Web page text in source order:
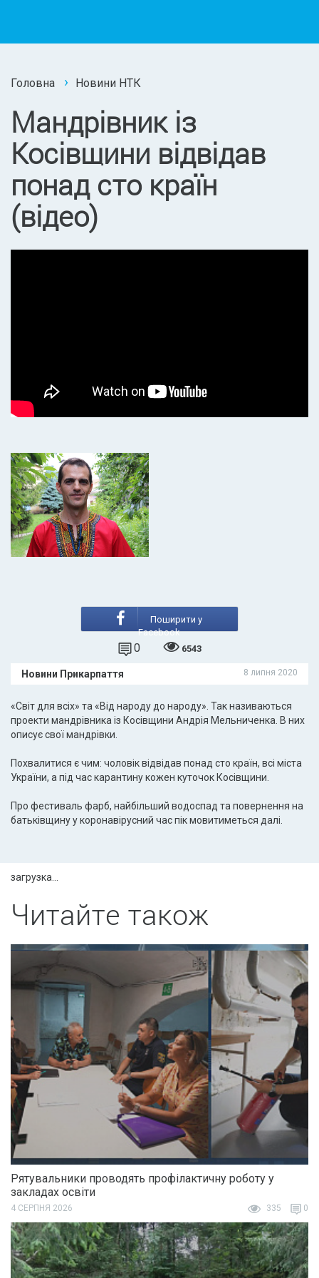
Головна Новини НТК
Мандрівник із
Косівщини відвідав
понад сто країн
(відео)
Поширити у
Facebook
0 6543
Новини Прикарпаття 8 липня 2020
«Світ для всіх» та «Від народу до народу». Так називаються
проекти мандрівника із Косівщини Андрія Мельниченка. В них
описує свої мандрівки.
Похвалитися є чим: чоловік відвідав понад сто країн, всі міста
України, а під час карантину кожен куточок Косівщини.
Про фестиваль фарб, найбільший водоспад та повернення на
батьківщину у коронавірусний час пік мовитиметься далі.
загрузка...
Читайте також
Рятувальники проводять профілактичну роботу у
закладах освіти
4 СЕРПНЯ 2026 335 0